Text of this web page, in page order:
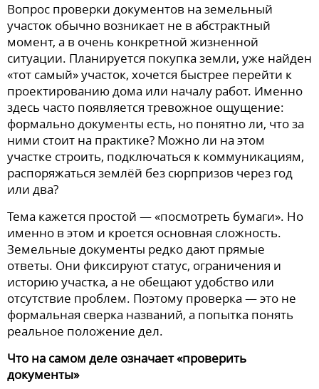
Вопрос проверки документов на земельный
участок обычно возникает не в абстрактный
момент, а в очень конкретной жизненной
ситуации. Планируется покупка земли, уже найден
«тот самый» участок, хочется быстрее перейти к
проектированию дома или началу работ. Именно
здесь часто появляется тревожное ощущение:
формально документы есть, но понятно ли, что за
ними стоит на практике? Можно ли на этом
участке строить, подключаться к коммуникациям,
распоряжаться землёй без сюрпризов через год
или два?
Тема кажется простой — «посмотреть бумаги». Но
именно в этом и кроется основная сложность.
Земельные документы редко дают прямые
ответы. Они фиксируют статус, ограничения и
историю участка, а не обещают удобство или
отсутствие проблем. Поэтому проверка — это не
формальная сверка названий, а попытка понять
реальное положение дел.
Что на самом деле означает «проверить
документы»